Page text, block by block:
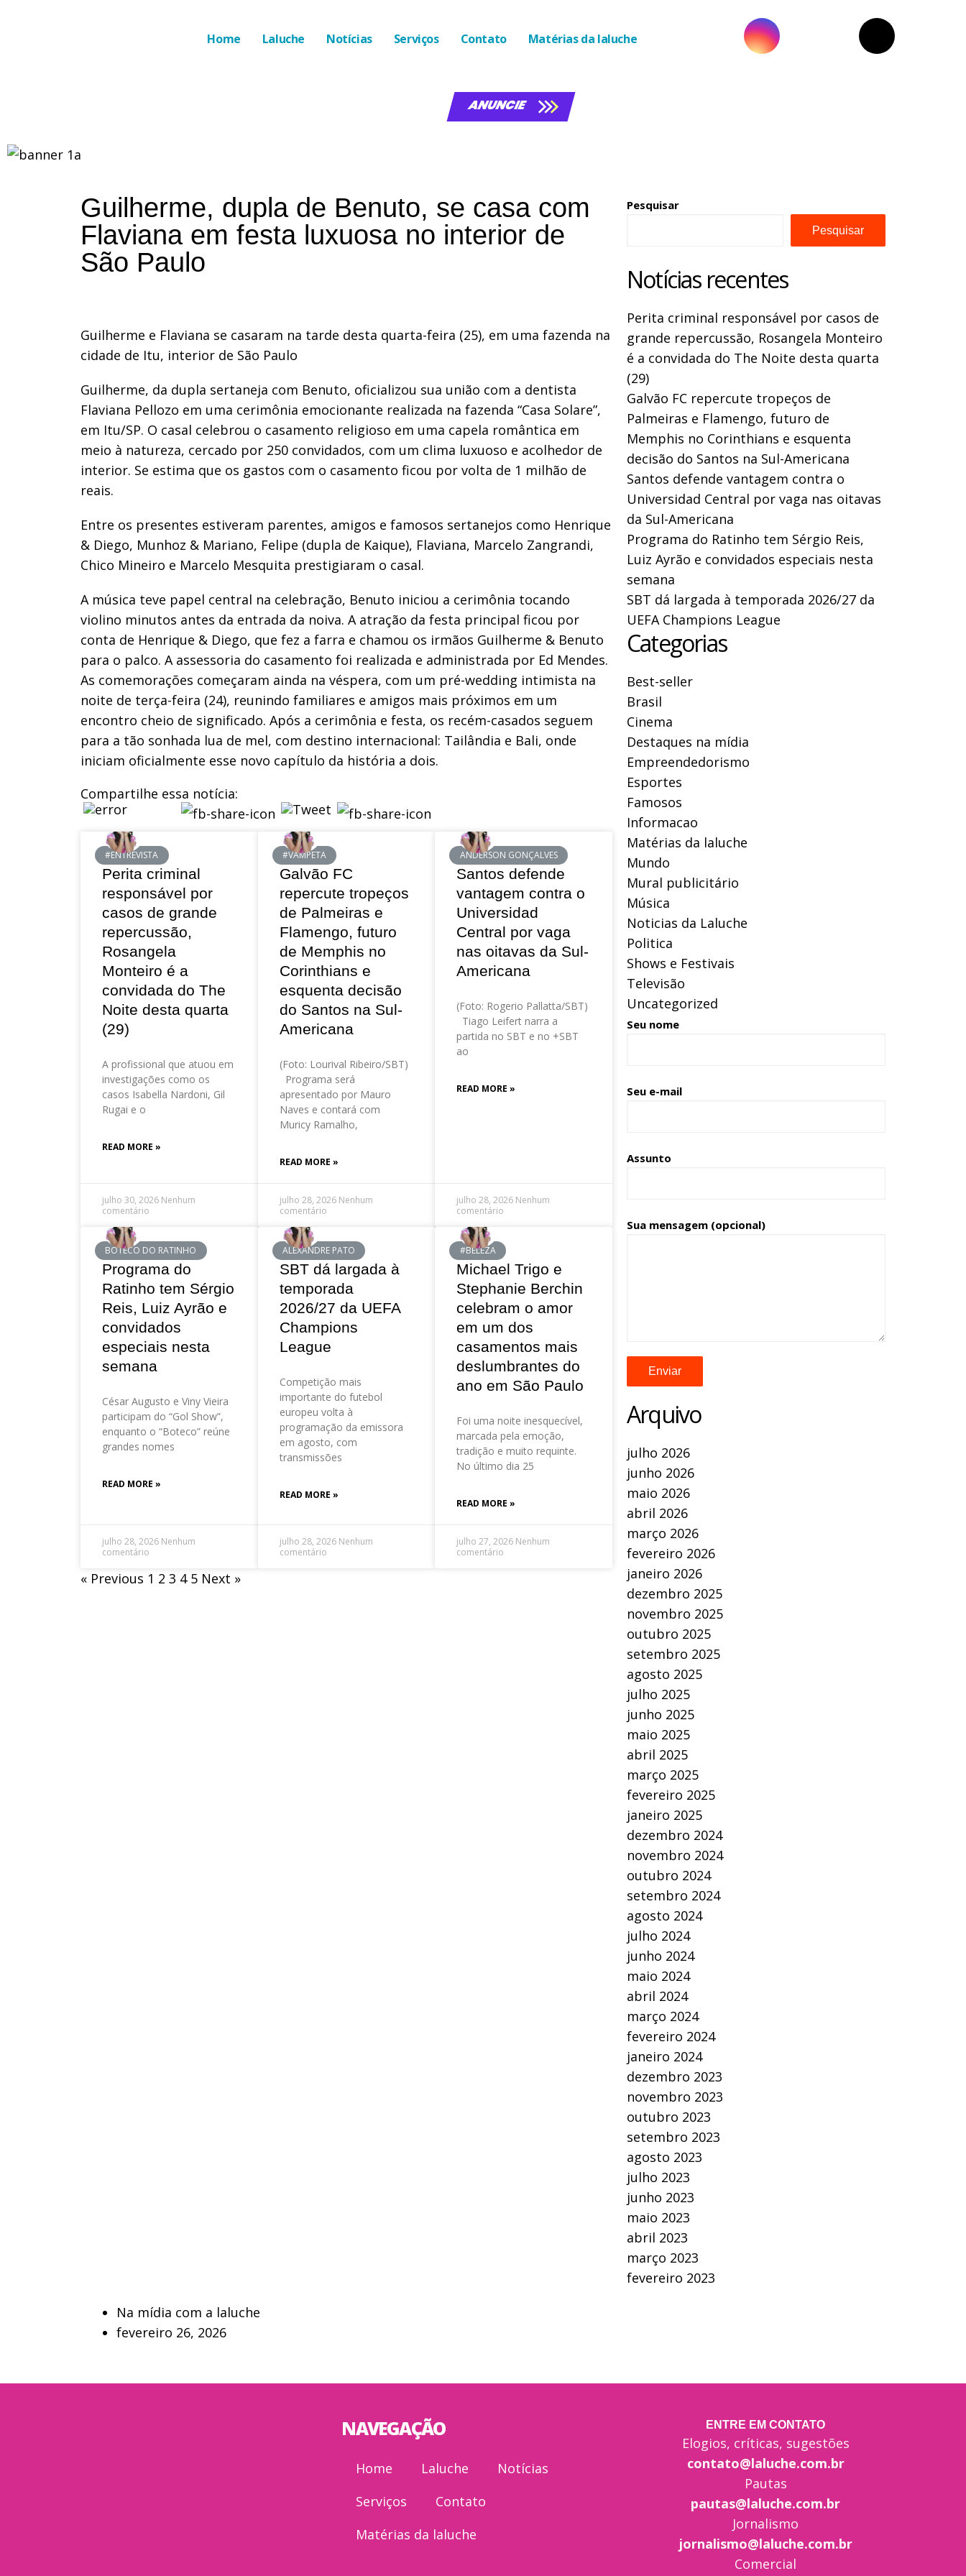
Home Laluche Notícias Serviços Contato Matérias da laluche
ANUNCIE
Guilherme, dupla de Benuto, se casa com
Flaviana em festa luxuosa no interior de
São Paulo
Guilherme e Flaviana se casaram na tarde desta quarta-feira (25), em uma fazenda na
cidade de Itu, interior de São Paulo
Guilherme, da dupla sertaneja com Benuto, oficializou sua união com a dentista
Flaviana Pellozo em uma cerimônia emocionante realizada na fazenda “Casa Solare”,
em Itu/SP. O casal celebrou o casamento religioso em uma capela romântica em
meio à natureza, cercado por 250 convidados, com um clima luxuoso e acolhedor de
interior. Se estima que os gastos com o casamento ficou por volta de 1 milhão de
reais.
Entre os presentes estiveram parentes, amigos e famosos sertanejos como Henrique
& Diego, Munhoz & Mariano, Felipe (dupla de Kaique), Flaviana, Marcelo Zangrandi,
Chico Mineiro e Marcelo Mesquita prestigiaram o casal.
A música teve papel central na celebração, Benuto iniciou a cerimônia tocando
violino minutos antes da entrada da noiva. A atração da festa principal ficou por
conta de Henrique & Diego, que fez a farra e chamou os irmãos Guilherme & Benuto
para o palco. A assessoria do casamento foi realizada e administrada por Ed Mendes.
As comemorações começaram ainda na véspera, com um pré-wedding intimista na
noite de terça-feira (24), reunindo familiares e amigos mais próximos em um
encontro cheio de significado. Após a cerimônia e festa, os recém-casados seguem
para a tão sonhada lua de mel, com destino internacional: Tailândia e Bali, onde
iniciam oficialmente esse novo capítulo da história a dois.
Compartilhe essa notícia:
#ENTREVISTA
Perita criminal
responsável por
casos de grande
repercussão,
Rosangela
Monteiro é a
convidada do The
Noite desta quarta
(29)
A profissional que atuou em
investigações como os
casos Isabella Nardoni, Gil
Rugai e o
READ MORE »
julho 30, 2026 Nenhum
comentário
#VAMPETA
Galvão FC
repercute tropeços
de Palmeiras e
Flamengo, futuro
de Memphis no
Corinthians e
esquenta decisão
do Santos na Sul-
Americana
(Foto: Lourival Ribeiro/SBT)
Programa será
apresentado por Mauro
Naves e contará com
Muricy Ramalho,
READ MORE »
julho 28, 2026 Nenhum
comentário
ANDERSON GONÇALVES
Santos defende
vantagem contra o
Universidad
Central por vaga
nas oitavas da Sul-
Americana
(Foto: Rogerio Pallatta/SBT)
Tiago Leifert narra a
partida no SBT e no +SBT
ao
READ MORE »
julho 28, 2026 Nenhum
comentário
BOTECO DO RATINHO
Programa do
Ratinho tem Sérgio
Reis, Luiz Ayrão e
convidados
especiais nesta
semana
César Augusto e Viny Vieira
participam do “Gol Show”,
enquanto o “Boteco” reúne
grandes nomes
READ MORE »
julho 28, 2026 Nenhum
comentário
ALEXANDRE PATO
SBT dá largada à
temporada
2026/27 da UEFA
Champions
League
Competição mais
importante do futebol
europeu volta à
programação da emissora
em agosto, com
transmissões
READ MORE »
julho 28, 2026 Nenhum
comentário
#BELEZA
Michael Trigo e
Stephanie Berchin
celebram o amor
em um dos
casamentos mais
deslumbrantes do
ano em São Paulo
Foi uma noite inesquecível,
marcada pela emoção,
tradição e muito requinte.
No último dia 25
READ MORE »
julho 27, 2026 Nenhum
comentário
« Previous 1 2 3 4 5 Next »
Pesquisar
Pesquisar
Notícias recentes
Perita criminal responsável por casos de
grande repercussão, Rosangela Monteiro
é a convidada do The Noite desta quarta
(29)
Galvão FC repercute tropeços de
Palmeiras e Flamengo, futuro de
Memphis no Corinthians e esquenta
decisão do Santos na Sul-Americana
Santos defende vantagem contra o
Universidad Central por vaga nas oitavas
da Sul-Americana
Programa do Ratinho tem Sérgio Reis,
Luiz Ayrão e convidados especiais nesta
semana
SBT dá largada à temporada 2026/27 da
UEFA Champions League
Categorias
Best-seller
Brasil
Cinema
Destaques na mídia
Empreendedorismo
Esportes
Famosos
Informacao
Matérias da laluche
Mundo
Mural publicitário
Música
Noticias da Laluche
Politica
Shows e Festivais
Televisão
Uncategorized
Seu nome
Seu e-mail
Assunto
Sua mensagem (opcional)
Arquivo
julho 2026
junho 2026
maio 2026
abril 2026
março 2026
fevereiro 2026
janeiro 2026
dezembro 2025
novembro 2025
outubro 2025
setembro 2025
agosto 2025
julho 2025
junho 2025
maio 2025
abril 2025
março 2025
fevereiro 2025
janeiro 2025
dezembro 2024
novembro 2024
outubro 2024
setembro 2024
agosto 2024
julho 2024
junho 2024
maio 2024
abril 2024
março 2024
fevereiro 2024
janeiro 2024
dezembro 2023
novembro 2023
outubro 2023
setembro 2023
agosto 2023
julho 2023
junho 2023
maio 2023
abril 2023
março 2023
fevereiro 2023
Na mídia com a laluche
fevereiro 26, 2026
NAVEGAÇÃO
Home Laluche
Notícias
Serviços
Contato
Matérias da laluche
ENTRE EM CONTATO
Elogios, críticas, sugestões
contato@laluche.com.br
Pautas
pautas@laluche.com.br
Jornalismo
jornalismo@laluche.com.br
Comercial